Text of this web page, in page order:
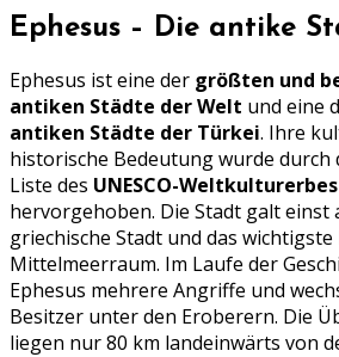
Ephesus – Die antike
Ephesus ist eine der größten und
antiken Städte der Welt und eine
antiken Städte der Türkei. Ihre
historische Bedeutung wurde durch
Liste des UNESCO-
hervorgehoben. Die Stadt galt einst
griechische Stadt und das
Mittelmeerraum. Im Laufe der
Ephesus mehrere Angriffe und
Besitzer unter den Eroberern. Die
liegen nur 80 km landeinwärts von